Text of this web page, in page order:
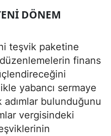
DÖNEM
teşvik paketine
finans
yabancı sermaye
adımlar bulunduğunu
vergisindeki